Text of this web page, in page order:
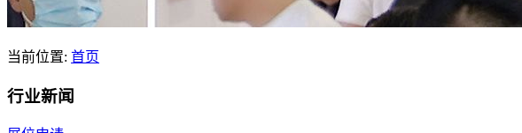
当前位置: 首页
行业新闻